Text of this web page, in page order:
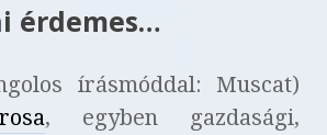
érdemes…
írásmóddal: Muscat)
, egyben gazdasági,